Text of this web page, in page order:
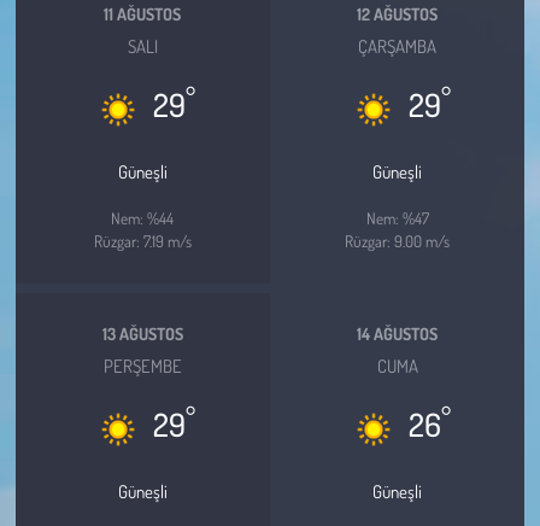
11 AĞUSTOS
SALI
29°
Güneşli
Nem: %44
Rüzgar: 7.19 m/s
12 AĞUSTOS
ÇARŞAMBA
29°
Güneşli
Nem: %47
Rüzgar: 9.00 m/s
13 AĞUSTOS
PERŞEMBE
29°
Güneşli
14 AĞUSTOS
CUMA
26°
Güneşli